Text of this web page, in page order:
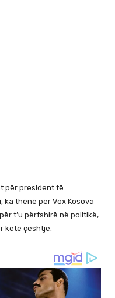
për president të
ka thënë për Vox Kosova
t’u përfshirë në politikë,
këtë çështje.